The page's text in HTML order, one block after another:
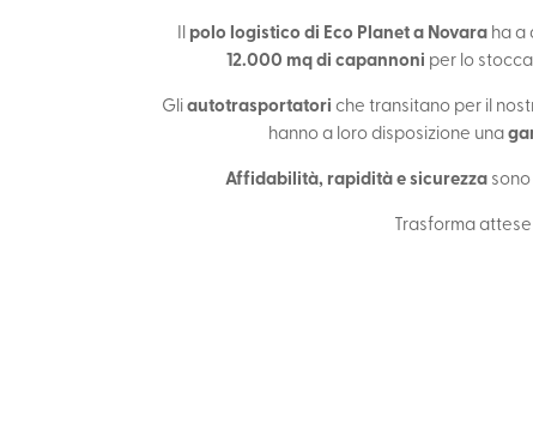
Il polo logistico di Eco Planet a Novara ha a
12.000 mq di capannoni per lo
Gliautotrasportatori che transitano per il
hanno a loro disposizione una
Affidabilità, rapidità e sicurezza
Trasforma